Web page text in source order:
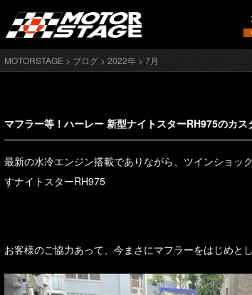
MOTORSTAGE > ブログ > 2022年 > 7月
マフラー等！ハーレー 新型ナイトスターRH975のカス
最新の水冷エンジン搭載でありながら、ツインショッ
すナイトスターRH975
お客様のご協力あって、今まさにマフラーをはじめと